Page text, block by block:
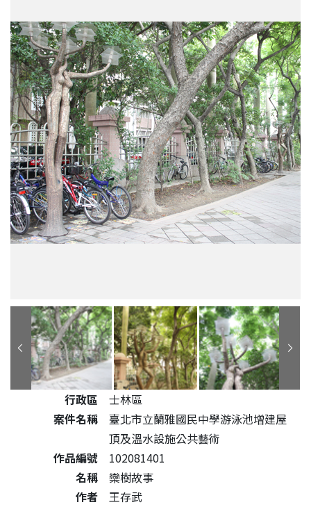
公共藝術作品詳細資料
行政區
士林區
案件名稱
臺北市立蘭雅國民中學游泳池增建屋
頂及溫水設施公共藝術
作品編號
102081401
名稱
欒樹故事
作者
王存武